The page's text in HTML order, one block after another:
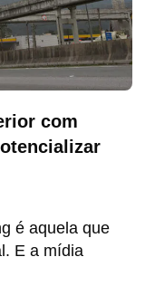
com
é aquela que
E a mídia